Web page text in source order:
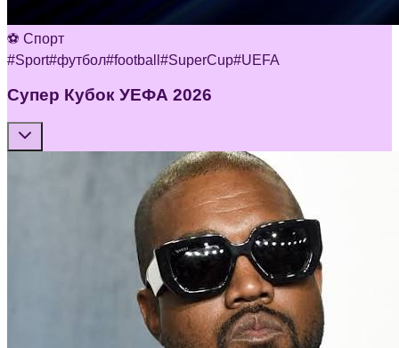
⚽ Спорт
#Sport#футбол#football #SuperCup#UEFA
Супер Кубок УЕФА 2026